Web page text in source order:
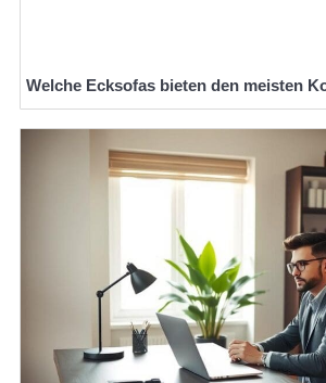
Welche Ecksofas bieten den meisten